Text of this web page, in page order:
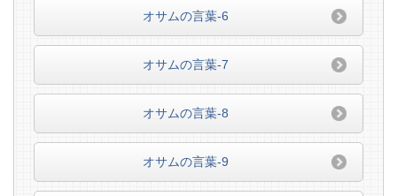
オサムの言葉-6
オサムの言葉-7
オサムの言葉-8
オサムの言葉-9